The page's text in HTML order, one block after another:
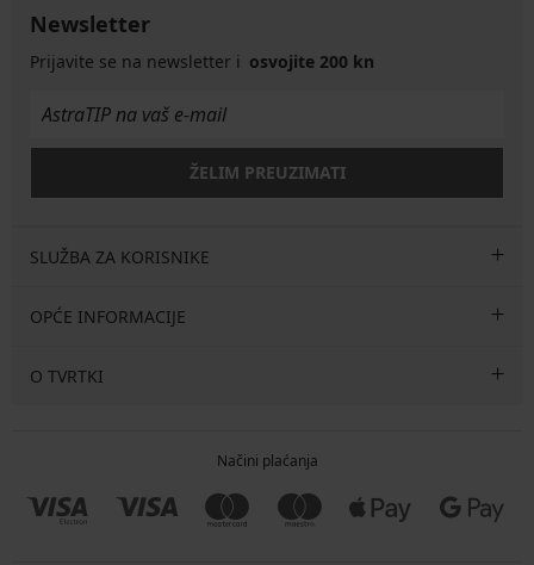
Newsletter
Prijavite se na newsletter i osvojite 200 kn
ŽELIM PREUZIMATI
SLUŽBA ZA KORISNIKE
OPĆE INFORMACIJE
O TVRTKI
Načini plaćanja